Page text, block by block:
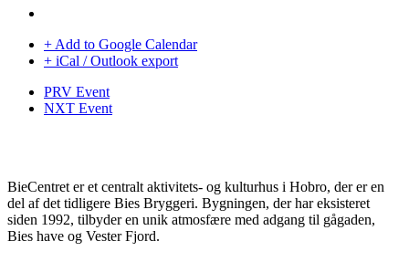
+ Add to Google Calendar
+ iCal / Outlook export
PRV Event
NXT Event
BieCentret er et centralt aktivitets- og kulturhus i Hobro, der er en
del af det tidligere Bies Bryggeri. Bygningen, der har eksisteret
siden 1992, tilbyder en unik atmosfære med adgang til gågaden,
Bies have og Vester Fjord.